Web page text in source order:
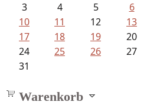
3
4 5 6
10
11 12 13
17
18 19 20
24
25 26 27
31
Warenkorb